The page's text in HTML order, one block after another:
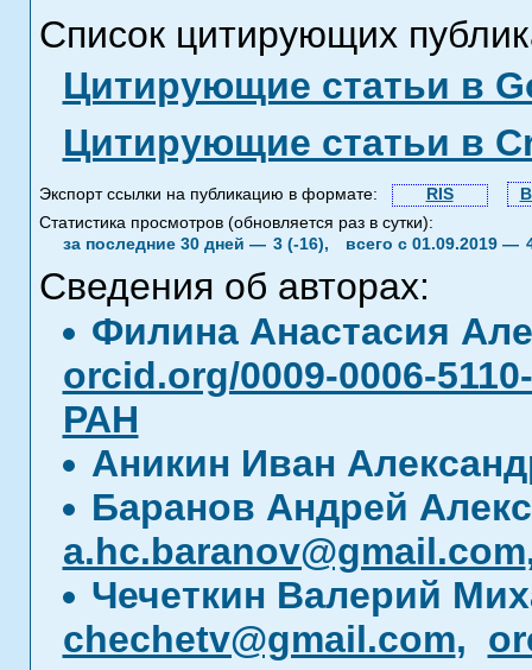
Список цитирующих
Цитирующие статьи в
Цитирующие статьи в
Экспорт ссылки на публикацию в формате: RIS
Статистика просмотров (обновляется раз в сутки):
за последние 30 дней — 3 (-16), всего с 01.09.2019 —
Сведения об авторах:
Филина Анастасия
orcid.org/0009-0006-
РАН
Аникин Иван
Баранов Андрей
a.hc.baranov@gmail.com
Чечеткин Валерий
chechetv@gmail.com,